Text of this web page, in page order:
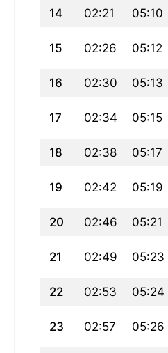
14 02:21 05:10
15 02:26 05:12
16 02:30 05:13
17 02:34 05:15
18 02:38 05:17
19 02:42 05:19
20 02:46 05:21
21 02:49 05:23
22 02:53 05:24
23 02:57 05:26